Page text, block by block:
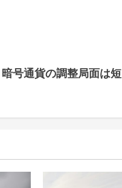
号通貨の調整局面は短